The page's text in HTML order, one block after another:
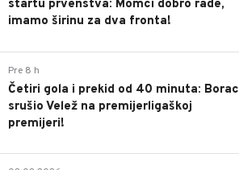
startu prvenstva: Momci dobro rade,
imamo širinu za dva fronta!
Pre 8 h
Četiri gola i prekid od 40 minuta: Borac
srušio Velež na premijerligaškoj
premijeri!